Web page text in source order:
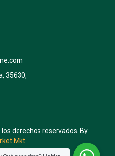
35630,
derechos reservados. By
Mkt